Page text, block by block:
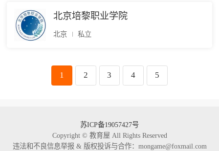
北京培黎职业学院
北京 私立
1 2 3 4 5
苏ICP备19057427号
Copyright © 教育屋 All Rights Reserved
违法和不良信息举报 & 版权投诉与合作：mongame@foxmail.com